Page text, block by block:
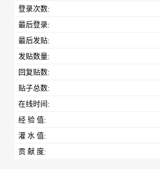
登录次数:
最后登录:
最后发贴:
发贴数量:
回复贴数:
贴子总数:
在线时间:
经 验 值:
灌 水 值:
贡 献 度: